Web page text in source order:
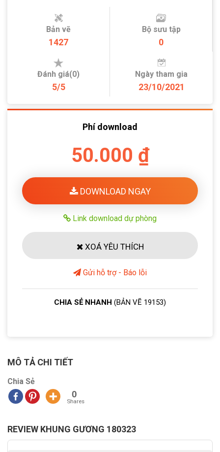
Bản vẽ
1427
Bộ sưu tập
0
Đánh giá(0)
5/5
Ngày tham gia
23/10/2021
Phí download
50.000 ₫
DOWNLOAD NGAY
Link download dự phòng
XOÁ YÊU THÍCH
Gửi hỗ trợ - Báo lỗi
CHIA SẺ NHANH (BẢN VẼ 19153)
MÔ TẢ CHI TIẾT
Chia Sẻ
0
Shares
REVIEW KHUNG GƯƠNG 180323